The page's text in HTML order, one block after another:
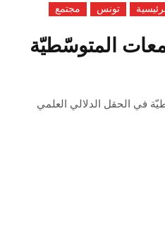
تونس مجتمع
المتوسّطيّة
في الحقل الدلالي العلمي